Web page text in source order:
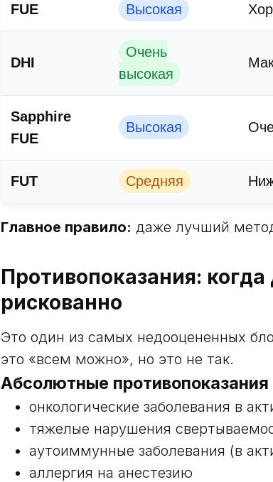
FUE Высокая
DHI
Очень
высокая
Sapphire
FUE
Высокая
FUT Средняя
Главное правило: даже лучший
Противопоказания:
рискованно
Это один из самых недооцененных
это «всем можно», но это не так.
Абсолютные противопоказания
онкологические заболевания в
тяжелые нарушения
аутоиммунные заболевания (в
аллергия на анестезию